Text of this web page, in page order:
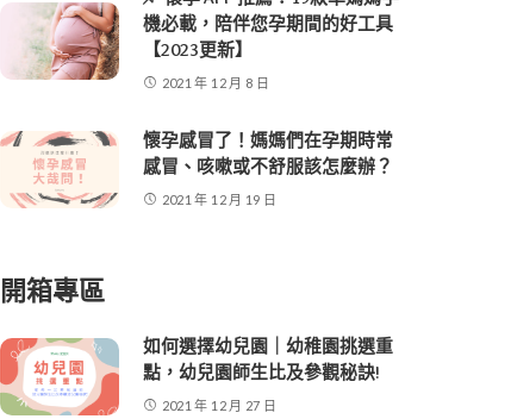
機必載，陪伴您孕期間的好工具
【2023更新】
2021 年 12 月 8 日
懷孕感冒了！媽媽們在孕期時常
感冒、咳嗽或不舒服該怎麼辦？
2021 年 12 月 19 日
開箱專區
如何選擇幼兒園｜幼稚園挑選重
點，幼兒園師生比及參觀秘訣!
2021 年 12 月 27 日